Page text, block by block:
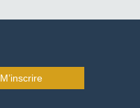
M’inscrire